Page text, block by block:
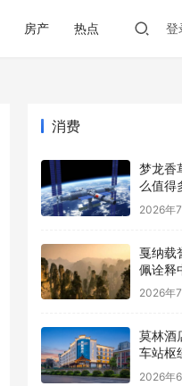
房产 热点 登
消费
梦龙香
么值得
2026年
戛纳载
佩诠释
2026年
莫林酒
车站枢
齐城芯
2026年